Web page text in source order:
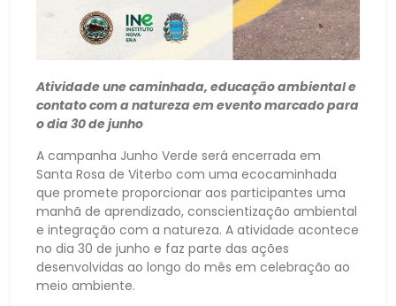
Atividade une caminhada, educação ambiental e
contato com a natureza em evento marcado para
o dia 30 de junho
A campanha Junho Verde será encerrada em
Santa Rosa de Viterbo com uma ecocaminhada
que promete proporcionar aos participantes uma
manhã de aprendizado, conscientização ambiental
e integração com a natureza. A atividade acontece
no dia 30 de junho e faz parte das ações
desenvolvidas ao longo do mês em celebração ao
meio ambiente.